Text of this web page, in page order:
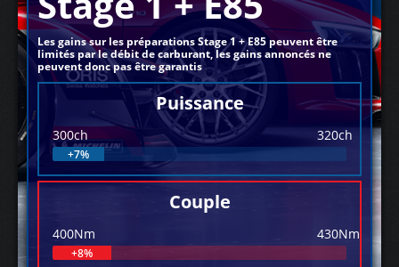
Les gains sur les préparations Stage 1 + E85 peuvent être
limités par le débit de carburant, les gains annoncés ne
peuvent donc pas être garantis
Puissance
300ch 320ch
+7%
Couple
400Nm 430Nm
+8%